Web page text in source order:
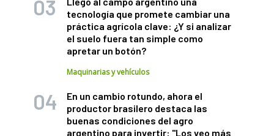
tecnología que promete cambiar una
práctica agrícola clave: ¿Y si analizar
el suelo fuera tan simple como
apretar un botón?
Maquinarias y vehículos
En un cambio rotundo, ahora el
productor brasilero destaca las
buenas condiciones del agro
argentino para invertir: "Los veo más